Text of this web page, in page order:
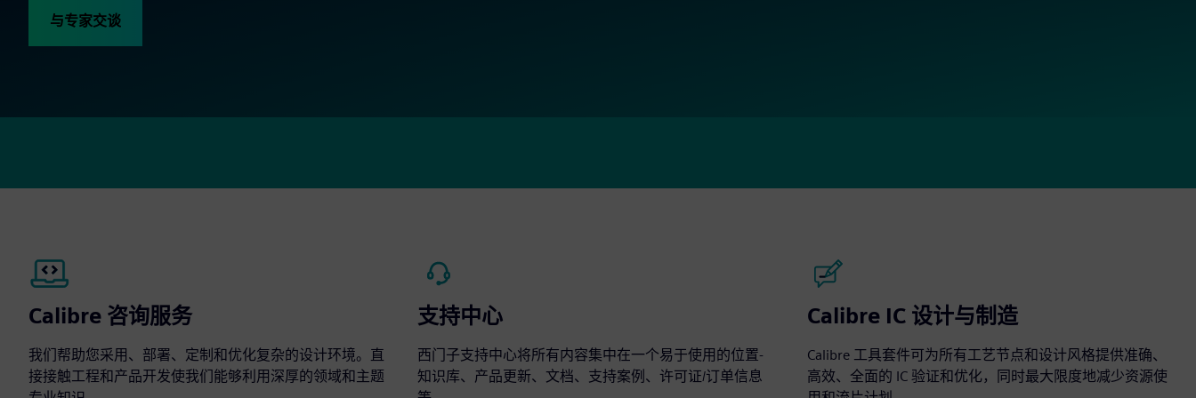
与专家交谈
Calibre 咨询服务
我们帮助您采用、部署、定制和优化复杂的设计环境。直
接接触工程和产品开发使我们能够利用深厚的领域和主题
支持中心
西门子支持中心将所有内容集中在一个易于使用的位置-
知识库、产品更新、文档、支持案例、许可证/订单信息
Calibre IC 设计与制造
Calibre 工具套件可为所有工艺节点和设计风格提供准确、
高效、全面的 IC 验证和优化，同时最大限度地减少资源使